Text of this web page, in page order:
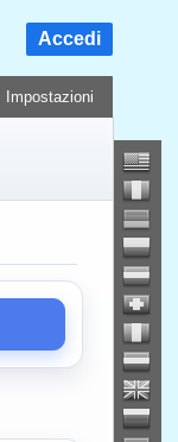
Accedi
Impostazioni